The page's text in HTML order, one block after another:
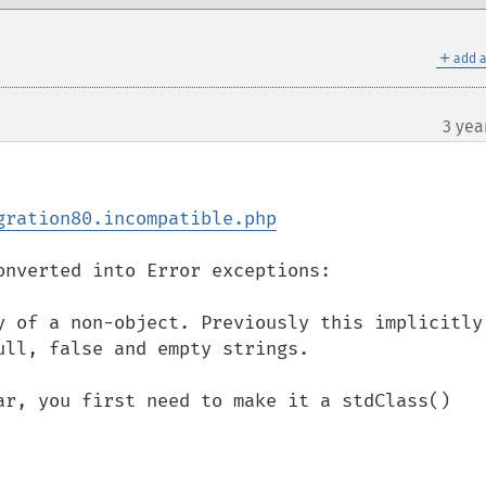
＋ add
3
into Error exceptions:
of a non-object. Previously this implicitly
false and empty strings.
you first need to make it a stdClass()